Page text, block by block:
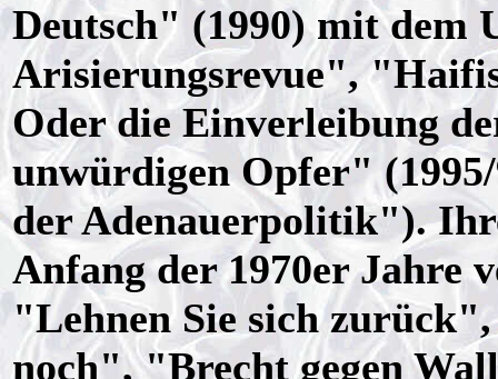
Deutsch" (1990) mit dem
Arisierungsrevue",
Oder die Einverleibung
unwürdigen Opfer"
der Adenauerpolitik").
Anfang der 1970er Jahre
"Lehnen Sie sich
noch", "Brecht gegen